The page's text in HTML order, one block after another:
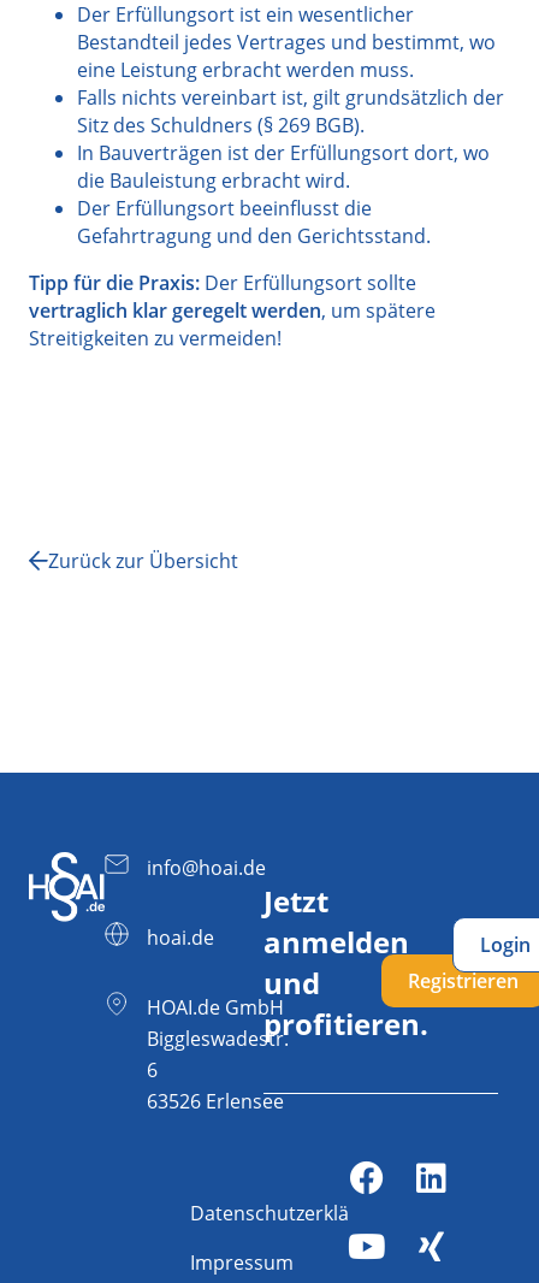
Der Erfüllungsort ist ein wesentlicher
Bestandteil jedes Vertrages und bestimmt, wo
eine Leistung erbracht werden muss.
Falls nichts vereinbart ist, gilt grundsätzlich der
Sitz des Schuldners (§ 269 BGB).
In Bauverträgen ist der Erfüllungsort dort, wo
die Bauleistung erbracht wird.
Der Erfüllungsort beeinflusst die
Gefahrtragung und den Gerichtsstand.
Tipp für die Praxis: Der Erfüllungsort sollte
vertraglich klar geregelt werden, um spätere
Streitigkeiten zu vermeiden!
Zurück zur Übersicht
info@hoai.de
hoai.de
HOAI.de GmbH
Biggleswadestr.
6
63526 Erlensee
Jetzt
anmelden
und
profitieren.
Registrieren
Login
Datenschutzerklärung
Impressum